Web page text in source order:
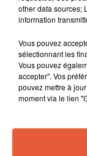
TITRES
other data sources;
information
Vous pouvez
sélectionnant les
Vous pouvez
accepter". Vos
pouvez mettre à
moment via le lien